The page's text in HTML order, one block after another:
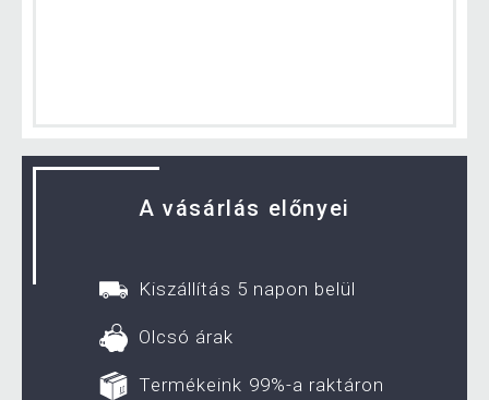
A vásárlás előnyei
Kiszállítás 5 napon belül
Olcsó árak
Termékeink 99%-a raktáron